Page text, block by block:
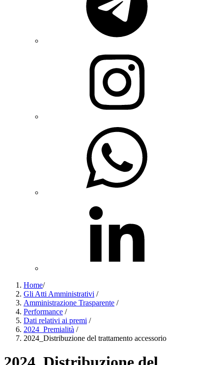
Home/
Gli Atti Amministrativi /
Amministrazione Trasparente /
Performance /
Dati relativi ai premi /
2024_Premialità /
2024_Distribuzione del trattamento accessorio